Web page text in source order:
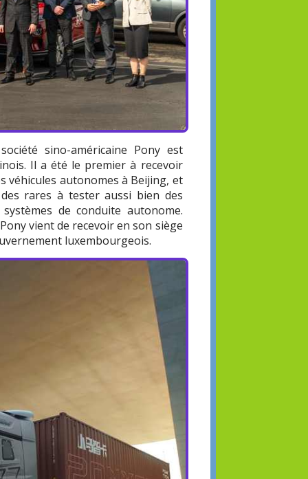
sino-américaine Pony est
Il a été le premier à recevoir
véhicules autonomes à Beijing, et
rares à tester aussi bien des
de conduite autonome.
vient de recevoir en son siège
luxembourgeois.